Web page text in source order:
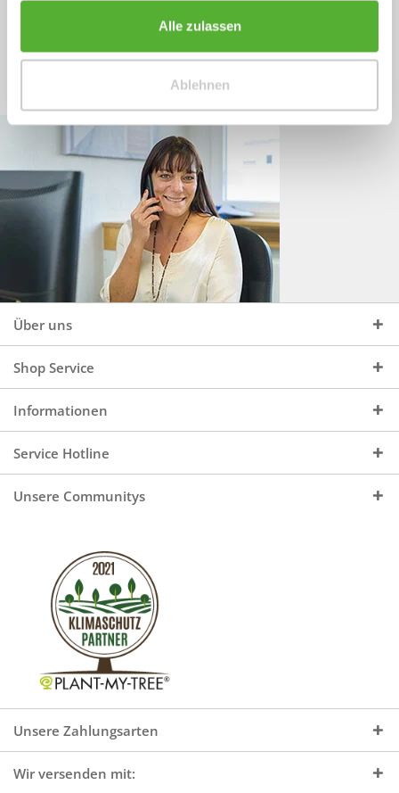
Alle zulassen
Ablehnen
+49 (0)4244 965 34 04
Mo - Do, 09:00 - 16:00 Uhr
und Fr, 09:00 - 13:00 Uhr
Über uns
Shop Service
Informationen
Service Hotline
Unsere Communitys
Unsere Zahlungsarten
Wir versenden mit: